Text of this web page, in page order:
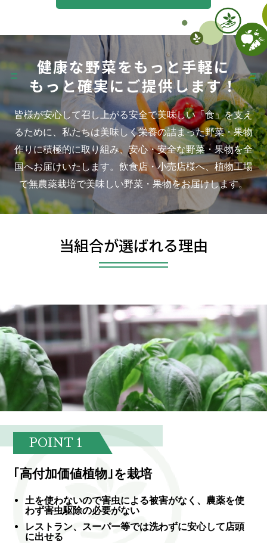
健康な野菜をもっと手軽に
もっと確実にご提供します！
皆様が安心して召し上がる安全で美味しい「食」を支え
るために、私たちは美味しく栄養の詰まった野菜・果物
作りに積極的に取り組み、安心・安全な野菜・果物を全
国へお届けいたします。飲食店・小売店様へ、植物工場
で無農薬栽培で美味しい野菜・果物をお届けします。
当組合が選ばれる理由
POINT
｢高付加価値植物｣を栽培
土を使わないので害虫による被害がなく、農薬を使
わず害虫駆除の必要がない
レストラン、スーパー等では洗わずに安心して店頭
に出せる